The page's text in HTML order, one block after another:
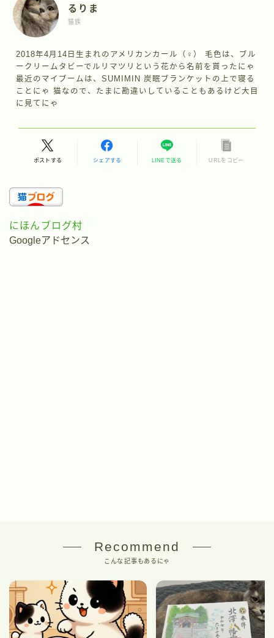
るりま
猫族
2018年4月14日生まれのアメリカンカール（♀） 毛色は、ブル
ークリームタビーでルリマツリという花から名前を貰ったにゃ
最近のマイブームは、SUMIMIN 炭眠ブランケットの上で寝る
ことにゃ 猫なので、たまに勘違いしていることもあるけど大目
に見てにゃ
ポストする シェアする LINEで送る URLをコピー
にほんブログ村
Googleアドセンス
Recommend
こんな記事もあるにゃ